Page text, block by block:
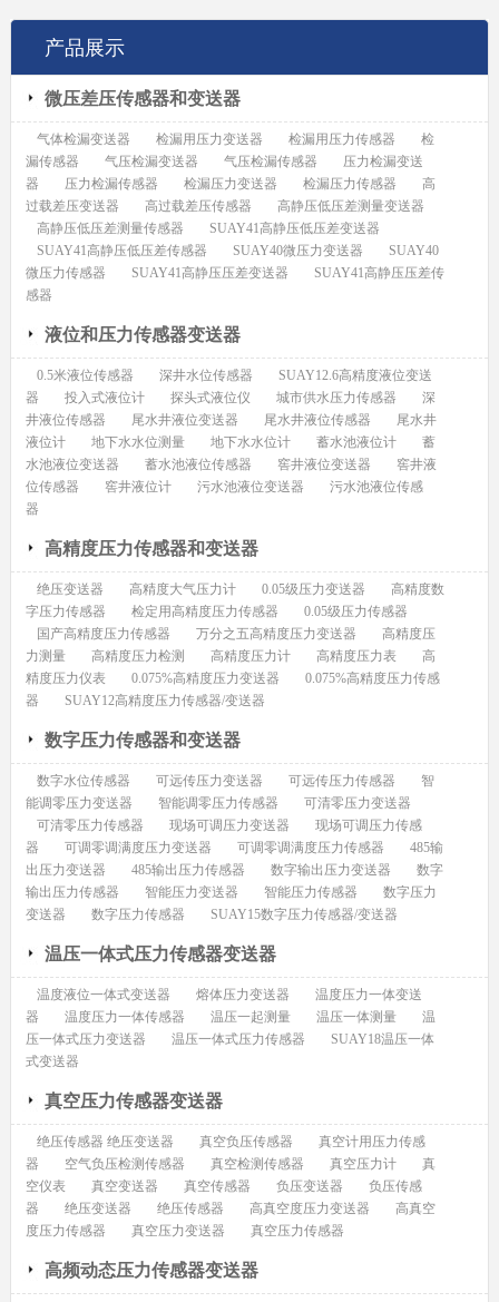
产品展示
微压差压传感器和变送器
气体检漏变送器 检漏用压力变送器 检漏用压力传感器
检
漏传感器
气压检漏变送器 气压检漏传感器
压力检漏变送
器
压力检漏传感器 检漏压力变送器 检漏压力传感器
高
过载差压变送器
高过载差压传感器
高静压低压差测量变送器
高静压低压差测量传感器
SUAY41高静压低压差变送器
SUAY41高静压低压差传感器
SUAY40微压力变送器
SUAY40
微压力传感器
SUAY41高静压压差变送器
SUAY41高静压压差传
感器
液位和压力传感器变送器
0.5米液位传感器 深井水位传感器
SUAY12.6高精度液位变送
器
投入式液位计 探头式液位仪 城市供水压力传感器
深
井液位传感器
尾水井液位变送器 尾水井液位传感器
尾水井
液位计
地下水水位测量 地下水水位计 蓄水池液位计
蓄
水池液位变送器
蓄水池液位传感器 窖井液位变送器
窖井液
位传感器
窖井液位计 污水池液位变送器
污水池液位传感
器
高精度压力传感器和变送器
绝压变送器 高精度大气压力计 0.05级压力变送器
高精度数
字压力传感器
检定用高精度压力传感器
0.05级压力传感器
国产高精度压力传感器
万分之五高精度压力变送器
高精度压
力测量
高精度压力检测 高精度压力计 高精度压力表
高
精度压力仪表
0.075%高精度压力变送器
0.075%高精度压力传感
器
SUAY12高精度压力传感器/变送器
数字压力传感器和变送器
数字水位传感器 可远传压力变送器 可远传压力传感器
智
能调零压力变送器
智能调零压力传感器
可清零压力变送器
可清零压力传感器
现场可调压力变送器
现场可调压力传感
器
可调零调满度压力变送器 可调零调满度压力传感器
485输
出压力变送器
485输出压力传感器 数字输出压力变送器
数字
输出压力传感器
智能压力变送器 智能压力传感器
数字压力
变送器
数字压力传感器 SUAY15数字压力传感器/变送器
温压一体式压力传感器变送器
温度液位一体式变送器 熔体压力变送器
温度压力一体变送
器
温度压力一体传感器 温压一起测量 温压一体测量
温
压一体式压力变送器
温压一体式压力传感器
SUAY18温压一体
式变送器
真空压力传感器变送器
绝压传感器 绝压变送器 真空负压传感器
真空计用压力传感
器
空气负压检测传感器 真空检测传感器 真空压力计
真
空仪表
真空变送器 真空传感器 负压变送器
负压传感
器
绝压变送器 绝压传感器 高真空度压力变送器
高真空
度压力传感器
真空压力变送器 真空压力传感器
高频动态压力传感器变送器